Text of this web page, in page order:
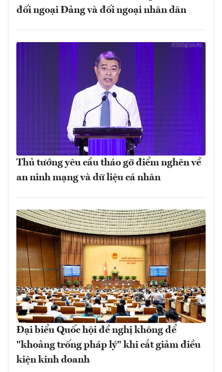
đối ngoại Đảng và đối ngoại nhân dân
Thủ tướng yêu cầu tháo gỡ điểm nghẽn về
an ninh mạng và dữ liệu cá nhân
Đại biểu Quốc hội đề nghị không để
"khoảng trống pháp lý" khi cắt giảm điều
kiện kinh doanh